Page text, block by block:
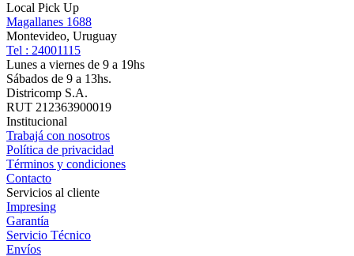
Local Pick Up
Magallanes 1688
Montevideo, Uruguay
Tel : 24001115
Lunes a viernes de 9 a 19hs
Sábados de 9 a 13hs.
Districomp S.A.
RUT 212363900019
Institucional
Trabajá con nosotros
Política de privacidad
Términos y condiciones
Contacto
Servicios al cliente
Impresing
Garantía
Servicio Técnico
Envíos